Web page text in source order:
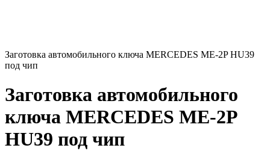
Заготовка автомобильного ключа MERCEDES ME-2P HU39
под чип
Заготовка автомобильного
ключа MERCEDES ME-2P
HU39 под чип